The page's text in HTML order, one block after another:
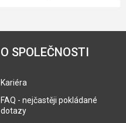
O SPOLEČNOSTI
Kariéra
FAQ - nejčastěji pokládané
dotazy